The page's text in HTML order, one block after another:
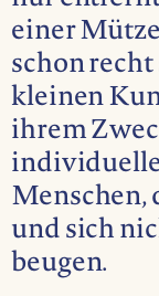
einer
schon
kleinen
ihrem
Menschen,
und sich
beugen.